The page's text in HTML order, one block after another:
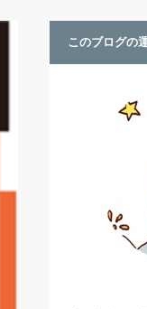
このブログの